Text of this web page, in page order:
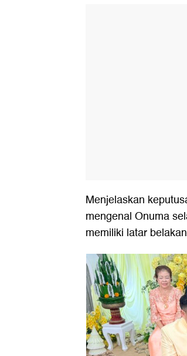
Menjelaskan
mengenal Onuma
memiliki latar